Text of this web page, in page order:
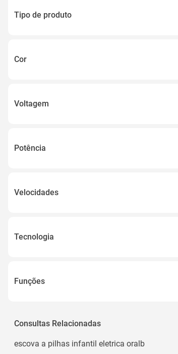
Tipo de produto
Aspirador Nasal
Cor
Azul
Voltagem
Potência
5w
Velocidades
12.000 Vibrações por Minuto
Tecnologia
Funções
Massageador, Limpeza de Pele, Esfoliação
Consultas Relacionadas
escova a pilhas infantil eletrica oralb